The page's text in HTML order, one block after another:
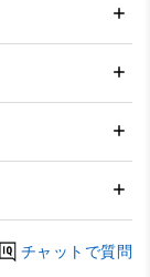
チャットで質問